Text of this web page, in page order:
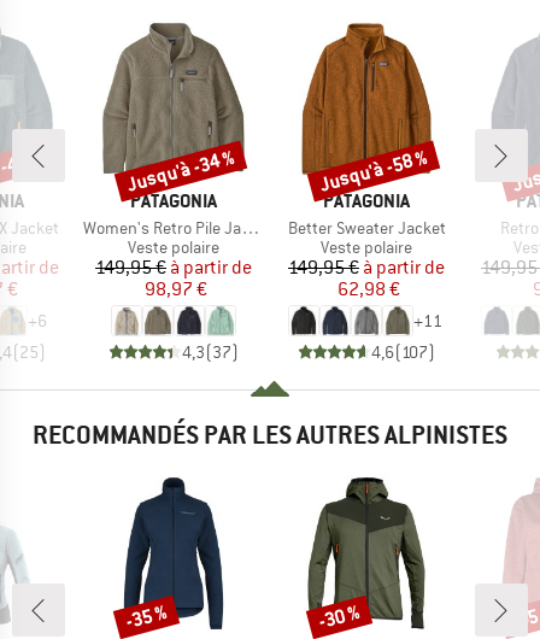
Jacket
réduit
de
€
+6
(25)
%
MARQUE
PATAGONIA
Article
Women's Retro Pile Jacket
Product group
Veste polaire
Prix
149,95 € Prix réduit
à partir de
98,97 €
4,3(37)
Remise
Jusqu'à -34 %
MARQUE
PATAGONIA
Article
Better Sweater Jacket
Product group
Veste polaire
Prix
149,95 € Prix réduit
à partir de
62,98 €
+11
4,6(107)
Remise
Jusqu'à -58 %
RECOMMANDÉS PAR LES AUTRES ALPINISTES
Remise
-35 % Remise
-30 % -